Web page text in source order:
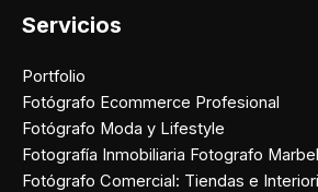
Servicios
Portfolio
Fotógrafo Ecommerce Profesional
Fotógrafo Moda y Lifestyle
Fotografía Inmobiliaria Fotografo
Fotógrafo Comercial: Tiendas e